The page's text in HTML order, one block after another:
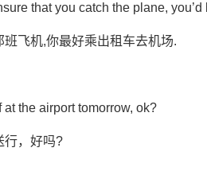
that you catch the plane,
飞机,你最好乘出租车去机场.
the airport tomorrow, ok?
行，好吗?